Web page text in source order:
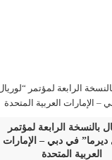
أفضل هاتف ذكي للتصوير
بالنسخة الرابعة لمؤتمر
ديرما” في دبي – الإمارات
العربية المتحدة